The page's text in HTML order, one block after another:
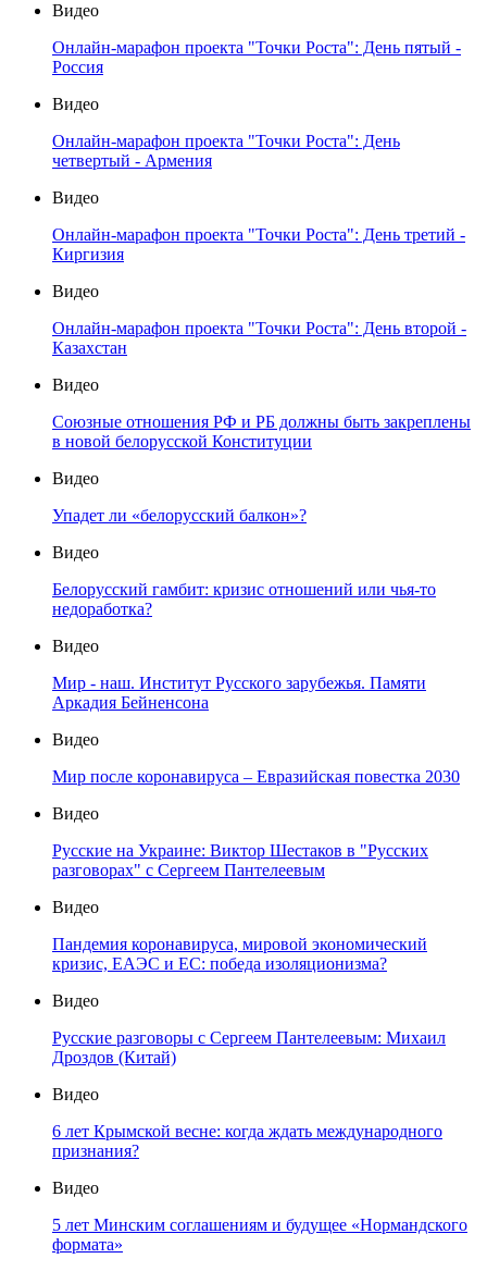
Видео
Онлайн-марафон проекта "Точки Роста": День пятый -
Россия
Видео
Онлайн-марафон проекта "Точки Роста": День
четвертый - Армения
Видео
Онлайн-марафон проекта "Точки Роста": День третий -
Киргизия
Видео
Онлайн-марафон проекта "Точки Роста": День второй -
Казахстан
Видео
Союзные отношения РФ и РБ должны быть закреплены
в новой белорусской Конституции
Видео
Упадет ли «белорусский балкон»?
Видео
Белорусский гамбит: кризис отношений или чья-то
недоработка?
Видео
Мир - наш. Институт Русского зарубежья. Памяти
Аркадия Бейненсона
Видео
Мир после коронавируса – Евразийская повестка 2030
Видео
Русские на Украине: Виктор Шестаков в "Русских
разговорах" с Сергеем Пантелеевым
Видео
Пандемия коронавируса, мировой экономический
кризис, ЕАЭС и ЕС: победа изоляционизма?
Видео
Русские разговоры с Сергеем Пантелеевым: Михаил
Дроздов (Китай)
Видео
6 лет Крымской весне: когда ждать международного
признания?
Видео
5 лет Минским соглашениям и будущее «Нормандского
формата»